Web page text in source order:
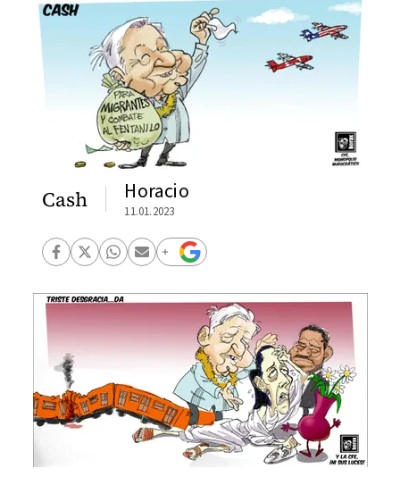
Cash Horacio
11.01.2023